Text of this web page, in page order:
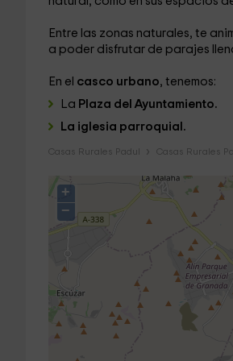
Entre las zonas naturales, te
a poder disfrutar de parajes
En el casco urbano, tenemos:
La Plaza del Ayuntamiento.
La iglesia parroquial.
Casas Rurales Padul Casas Rurales
+
−